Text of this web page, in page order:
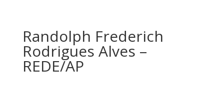
Randolph Frederich
Rodrigues Alves –
REDE/AP